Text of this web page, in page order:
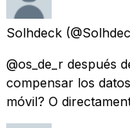
Solhdeck
@os_de_r después
compensar los
móvil? O